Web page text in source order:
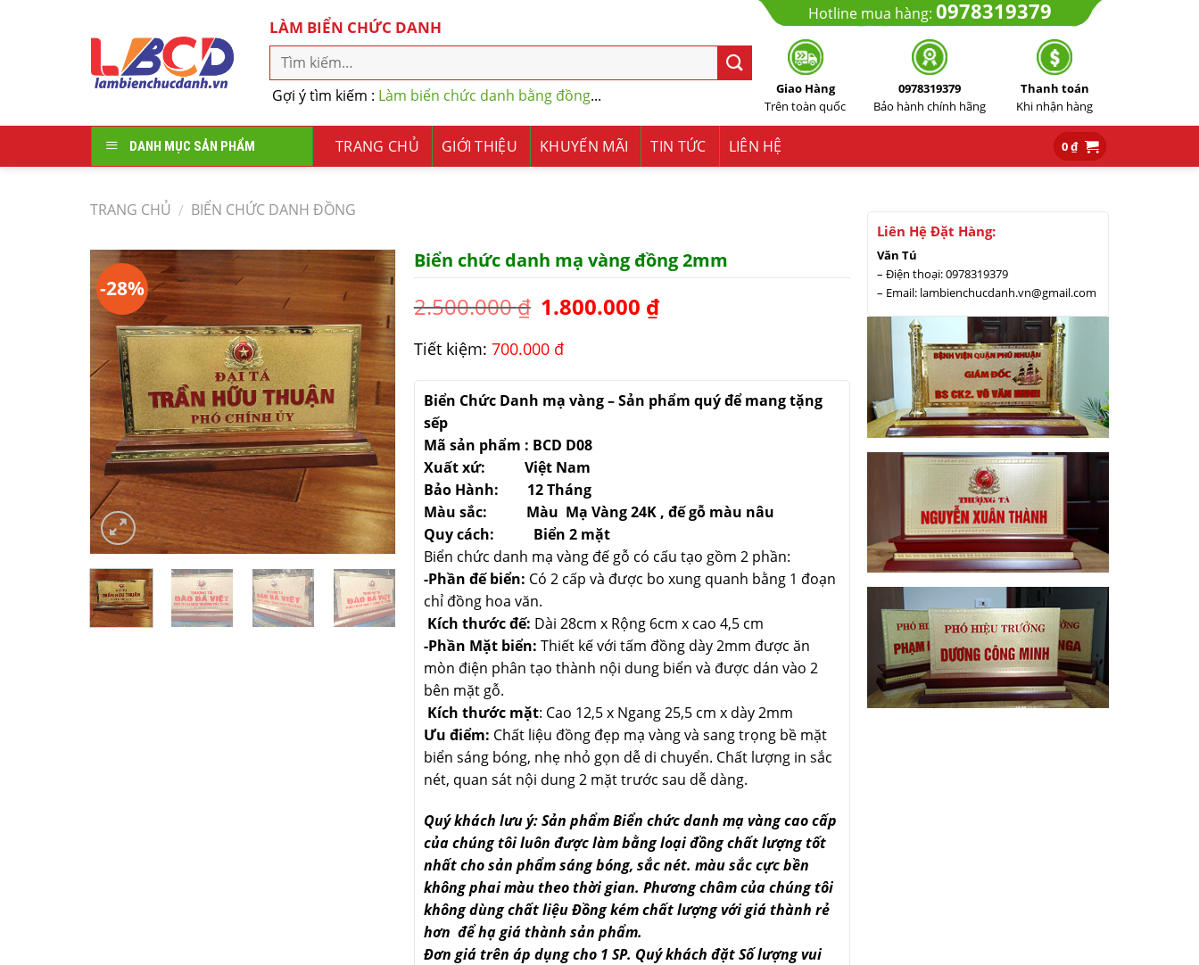
LÀM BIỂN CHỨC DANH
Gợi ý tìm kiếm : Làm biển chức danh bằng đồng...
Hotline mua hàng: 0978319379
Giao Hàng
Trên toàn quốc
0978319379
Bảo hành chính hãng
Thanh toán
Khi nhận hàng
DANH MỤC SẢN PHẨM TRANG CHỦ GIỚI THIỆU KHUYẾN MÃI TIN TỨC LIÊN HỆ 0₫
TRANG CHỦ / BIỂN CHỨC DANH ĐỒNG
-28%
Biển chức danh mạ vàng đồng 2mm
2.500.000₫ 1.800.000 ₫
Tiết kiệm: 700.000 đ
Biển Chức Danh mạ vàng – Sản phẩm quý để mang tặng
sếp
Mã sản phẩm : BCD D08
Xuất xứ: Việt Nam
Bảo Hành: 12 Tháng
Màu sắc: Màu Mạ Vàng 24K , đế gỗ màu nâu
Quy cách: Biển 2 mặt
Biển chức danh mạ vàng đế gỗ có cấu tạo gồm 2 phần:
-Phần đế biển: Có 2 cấp và được bo xung quanh bằng 1 đoạn
chỉ đồng hoa văn.
Kích thước đế: Dài 28cm x Rộng 6cm x cao 4,5 cm
-Phần Mặt biển: Thiết kế với tấm đồng dày 2mm được ăn
mòn điện phân tạo thành nội dung biển và được dán vào 2
bên mặt gỗ.
Kích thước mặt: Cao 12,5 x Ngang 25,5 cm x dày 2mm
Ưu điểm: Chất liệu đồng đẹp mạ vàng và sang trọng bề mặt
biển sáng bóng, nhẹ nhỏ gọn dễ di chuyển. Chất lượng in sắc
nét, quan sát nội dung 2 mặt trước sau dễ dàng.
Quý khách lưu ý: Sản phẩm Biển chức danh mạ vàng cao cấp
của chúng tôi luôn được làm bằng loại đồng chất lượng tốt
nhất cho sản phẩm sáng bóng, sắc nét. màu sắc cực bền
không phai màu theo thời gian. Phương châm của chúng tôi
không dùng chất liệu Đồng kém chất lượng với giá thành rẻ
hơn để hạ giá thành sản phẩm.
Đơn giá trên áp dụng cho 1 SP. Quý khách đặt Số lượng vui
Liên Hệ Đặt Hàng:
Văn Tú
– Điện thoại: 0978319379
– Email: lambienchucdanh.vn@gmail.com